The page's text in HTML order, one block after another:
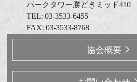
パークタワー勝どきミッド410
TEL: 03-3533-6455
FAX: 03-3533-8768
協会概要